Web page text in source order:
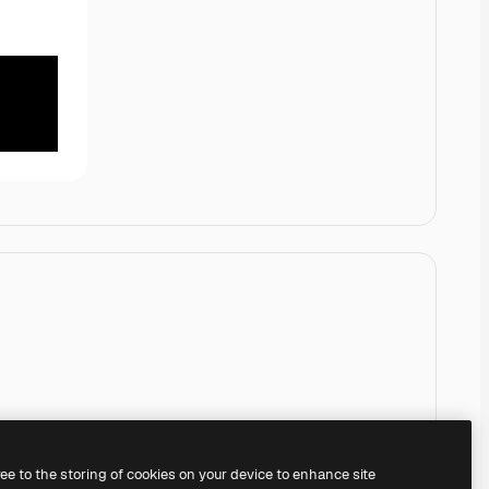
to the storing of cookies on your device to enhance site